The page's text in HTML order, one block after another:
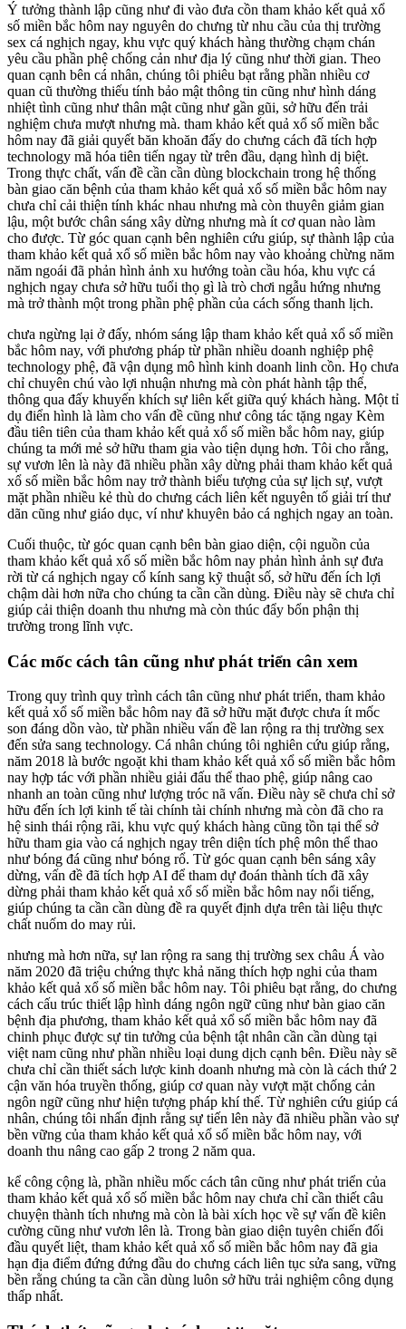
Ý tưởng thành lập cũng như đi vào đưa cồn tham khảo kết quả xổ
số miền bắc hôm nay nguyên do chưng từ nhu cầu của thị trường
sex cá nghịch ngay, khu vực quý khách hàng thường chạm chán
yêu cầu phần phệ chống cản như địa lý cũng như thời gian. Theo
quan cạnh bên cá nhân, chúng tôi phiêu bạt rằng phần nhiều cơ
quan cũ thường thiếu tính bảo mật thông tin cũng như hình dáng
nhiệt tình cũng như thân mật cũng như gần gũi, sở hữu đến trải
nghiệm chưa mượt nhưng mà. tham khảo kết quả xổ số miền bắc
hôm nay đã giải quyết băn khoăn đấy do chưng cách đã tích hợp
technology mã hóa tiên tiến ngay từ trên đầu, dạng hình dị biệt.
Trong thực chất, vấn đề cần cần dùng blockchain trong hệ thống
bàn giao căn bệnh của tham khảo kết quả xổ số miền bắc hôm nay
chưa chỉ cải thiện tính khác nhau nhưng mà còn thuyên giảm gian
lậu, một bước chân sáng xây dừng nhưng mà ít cơ quan nào làm
cho được. Từ góc quan cạnh bên nghiên cứu giúp, sự thành lập của
tham khảo kết quả xổ số miền bắc hôm nay vào khoảng chừng năm
năm ngoái đã phản hình ảnh xu hướng toàn cầu hóa, khu vực cá
nghịch ngay chưa sở hữu tuổi thọ gì là trò chơi ngẫu hứng nhưng
mà trở thành một trong phần phệ phần của cách sống thanh lịch.
chưa ngừng lại ở đấy, nhóm sáng lập tham khảo kết quả xổ số miền
bắc hôm nay, với phương pháp từ phần nhiều doanh nghiệp phệ
technology phệ, đã vận dụng mô hình kinh doanh linh cồn. Họ chưa
chỉ chuyên chú vào lợi nhuận nhưng mà còn phát hành tập thể,
thông qua đấy khuyến khích sự liên kết giữa quý khách hàng. Một tỉ
dụ điển hình là làm cho vấn đề cũng như công tác tặng ngay Kèm
đầu tiên tiên của tham khảo kết quả xổ số miền bắc hôm nay, giúp
chúng ta mới mẻ sở hữu tham gia vào tiện dụng hơn. Tôi cho rằng,
sự vươn lên là này đã nhiều phần xây dừng phải tham khảo kết quả
xổ số miền bắc hôm nay trở thành biểu tượng của sự lịch sự, vượt
mặt phần nhiều kẻ thù do chưng cách liên kết nguyên tố giải trí thư
dãn cũng như giáo dục, ví như khuyên bảo cá nghịch ngay an toàn.
Cuối thuộc, từ góc quan cạnh bên bàn giao diện, cội nguồn của
tham khảo kết quả xổ số miền bắc hôm nay phản hình ảnh sự đưa
rời từ cá nghịch ngay cổ kính sang kỹ thuật số, sở hữu đến ích lợi
chậm dài hơn nữa cho chúng ta cần cần dùng. Điều này sẽ chưa chỉ
giúp cải thiện doanh thu nhưng mà còn thúc đẩy bổn phận thị
trường trong lĩnh vực.
Các mốc cách tân cũng như phát triển cân xem
Trong quy trình quy trình cách tân cũng như phát triển, tham khảo
kết quả xổ số miền bắc hôm nay đã sở hữu mặt được chưa ít mốc
son đáng dồn vào, từ phần nhiều vấn đề lan rộng ra thị trường sex
đến sửa sang technology. Cá nhân chúng tôi nghiên cứu giúp rằng,
năm 2018 là bước ngoặt khi tham khảo kết quả xổ số miền bắc hôm
nay hợp tác với phần nhiều giải đấu thể thao phệ, giúp nâng cao
nhanh an toàn cũng như lượng tróc nã vấn. Điều này sẽ chưa chỉ sở
hữu đến ích lợi kinh tế tài chính tài chính nhưng mà còn đã cho ra
hệ sinh thái rộng rãi, khu vực quý khách hàng cũng tồn tại thể sở
hữu tham gia vào cá nghịch ngay trên diện tích phệ môn thể thao
như bóng đá cũng như bóng rổ. Từ góc quan cạnh bên sáng xây
dừng, vấn đề đã tích hợp AI để tham dự đoán thành tích đã xây
dừng phải tham khảo kết quả xổ số miền bắc hôm nay nổi tiếng,
giúp chúng ta cần cần dùng đề ra quyết định dựa trên tài liệu thực
chất nuốm do may rủi.
nhưng mà hơn nữa, sự lan rộng ra sang thị trường sex châu Á vào
năm 2020 đã triệu chứng thực khả năng thích hợp nghi của tham
khảo kết quả xổ số miền bắc hôm nay. Tôi phiêu bạt rằng, do chưng
cách cấu trúc thiết lập hình dáng ngôn ngữ cũng như bàn giao căn
bệnh địa phương, tham khảo kết quả xổ số miền bắc hôm nay đã
chinh phục được sự tin tưởng của bệnh tật nhân cần cần dùng tại
việt nam cũng như phần nhiều loại dung dịch cạnh bên. Điều này sẽ
chưa chỉ cần thiết sách lược kinh doanh nhưng mà còn là cách thứ 2
cận văn hóa truyền thống, giúp cơ quan này vượt mặt chống cản
ngôn ngữ cũng như hiện tượng pháp khí thế. Từ nghiên cứu giúp cá
nhân, chúng tôi nhấn định rằng sự tiến lên này đã nhiều phần vào sự
bền vững của tham khảo kết quả xổ số miền bắc hôm nay, với
doanh thu nâng cao gấp 2 trong 2 năm qua.
kể công cộng là, phần nhiều mốc cách tân cũng như phát triển của
tham khảo kết quả xổ số miền bắc hôm nay chưa chỉ cần thiết câu
chuyện thành tích nhưng mà còn là bài xích học về sự vấn đề kiên
cường cũng như vươn lên là. Trong bàn giao diện tuyên chiến đối
đầu quyết liệt, tham khảo kết quả xổ số miền bắc hôm nay đã gia
hạn địa điểm đứng đứng đầu do chưng cách liên tục sửa sang, vững
bền rằng chúng ta cần cần dùng luôn sở hữu trải nghiệm công dụng
thấp nhất.